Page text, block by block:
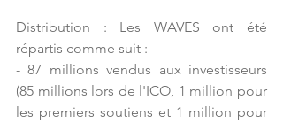
Distribution : Les WAVES ont été
répartis comme suit :
- 87 millions vendus aux investisseurs
(85 millions lors de l'ICO, 1 million pour
les premiers soutiens et 1 million pour